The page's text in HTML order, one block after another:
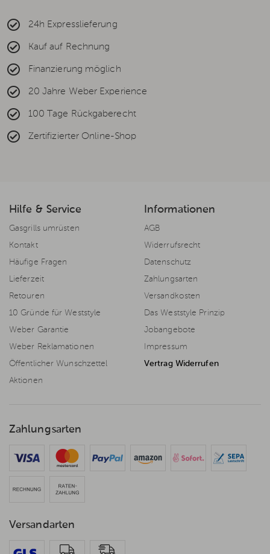
24h Expresslieferung
Kauf auf Rechnung
Finanzierung möglich
20 Jahre Weber Experience
100 Tage Rückgaberecht
Zertifizierter Online-Shop
Hilfe & Service
Gasgrills umrüsten
Kontakt
Häufige Fragen
Lieferzeit
Retouren
10 Gründe für Weststyle
Weber Garantie
Weber Reklamationen
Öffentlicher Wunschzettel
Aktionen
Informationen
AGB
Widerrufsrecht
Datenschutz
Zahlungsarten
Versandkosten
Das Weststyle Prinzip
Jobangebote
Impressum
Vertrag Widerrufen
Zahlungsarten
Versandarten